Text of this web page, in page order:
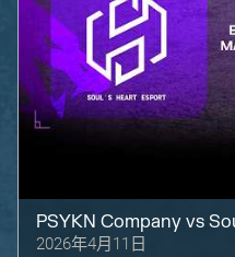
PSYKN Company vs
2026年4月11日